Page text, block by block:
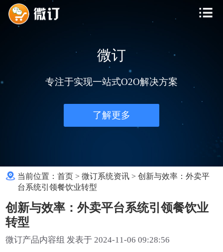
微订
专注于实现一站式O2O解决方案
了解更多
当前位置：首页 >微订系统资讯 >创新与效率：外卖平
台系统引领餐饮业转型
创新与效率：外卖平台系统引领餐饮业
转型
微订产品内容组 发表于 2024-11-06 09:28:56